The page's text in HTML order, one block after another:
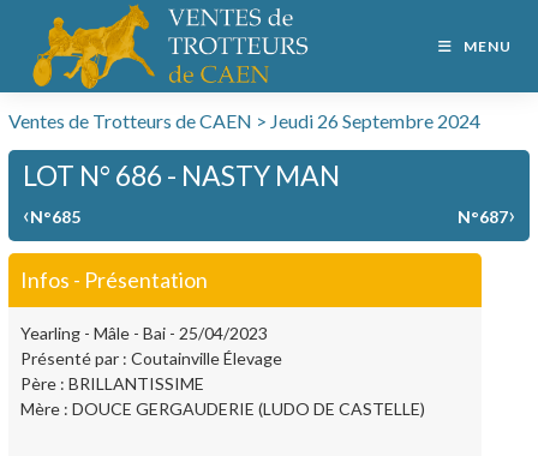
MENU
Ventes de Trotteurs de CAEN > Jeudi 26 Septembre 2024
LOT N° 686 - NASTY MAN
‹N°685 N°687›
Infos - Présentation
Yearling - Mâle - Bai - 25/04/2023
Présenté par : Coutainville Élevage
Père : BRILLANTISSIME
Mère : DOUCE GERGAUDERIE (LUDO DE CASTELLE)